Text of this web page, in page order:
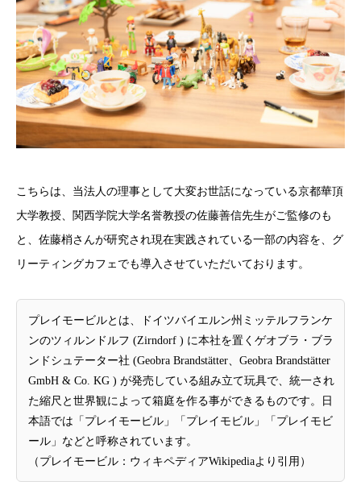
こちらは、当法人の理事として大変お世話になっている京都華頂
大学教授、関西学院大学名誉教授の佐藤善信先生がご監修のも
と、佐藤梢さんが研究され現在実践されている一部の内容を、グ
リーティングカフェでも導入させていただいております。
プレイモービルとは、ドイツバイエルン州ミッテルフランケ
ンのツィルンドルフ (Zirndorf ) に本社を置くゲオブラ・ブラ
ンドシュテーター社 (Geobra Brandstätter、Geobra Brandstätter
GmbH & Co. KG ) が発売している組み立て玩具で、統一され
た縮尺と世界観によって箱庭を作る事ができるものです。日
本語では「プレイモービル」「プレイモビル」「プレイモビ
ール」などと呼称されています。
（プレイモービル：ウィキペディアWikipediaより引用）